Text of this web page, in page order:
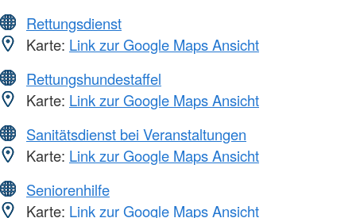
Rettungsdienst
Karte: Link zur Google Maps Ansicht
Rettungshundestaffel
Karte: Link zur Google Maps Ansicht
Sanitätsdienst bei Veranstaltungen
Karte: Link zur Google Maps Ansicht
Seniorenhilfe
Karte: Link zur Google Maps Ansicht